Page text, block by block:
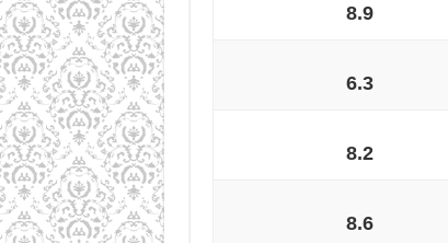
8.9
6.3
8.2
8.6